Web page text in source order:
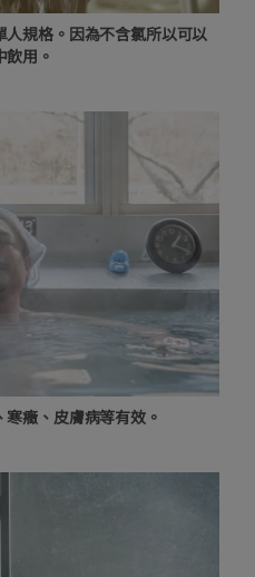
規格。因為不含氯所以可以
用。
癥、皮膚病等有效。